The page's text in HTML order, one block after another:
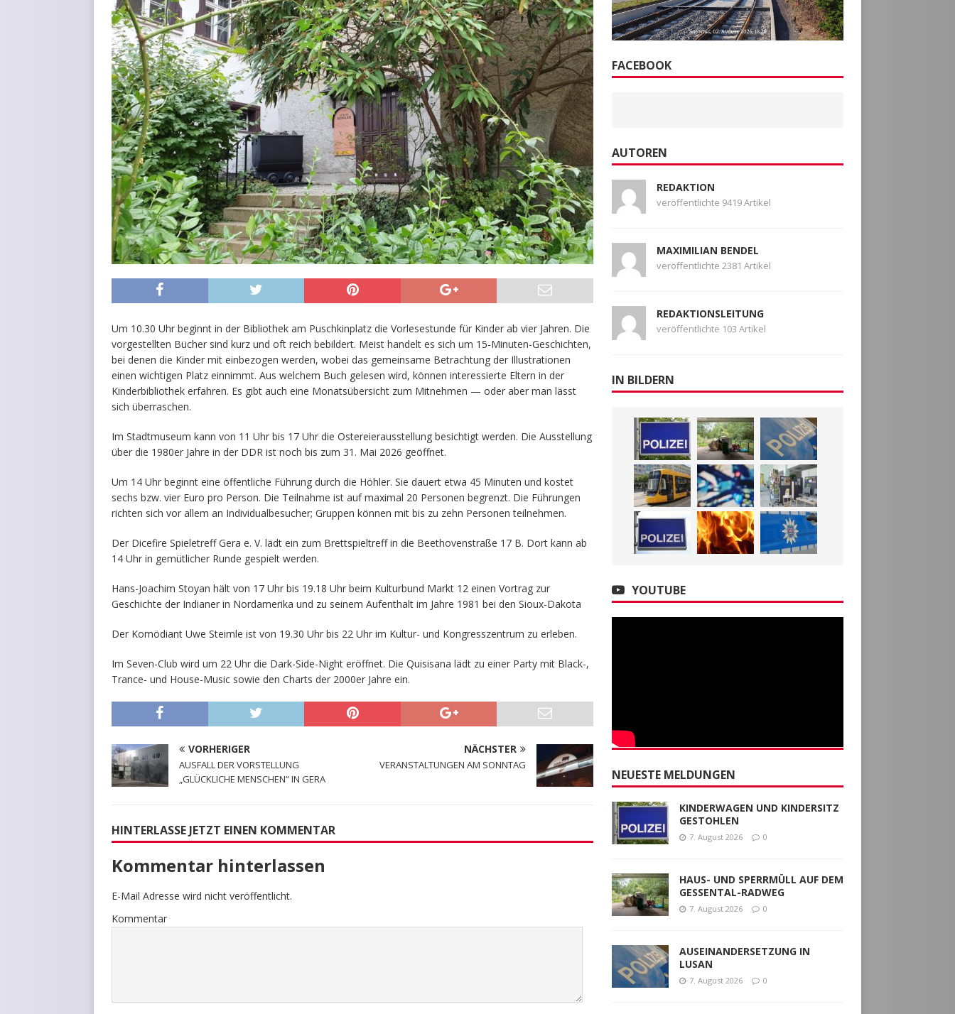
Um 10.30 Uhr beginnt in der Bibliothek am Puschkinplatz die Vorlesestunde für Kinder ab vier Jahren. Die
vorgestellten Bücher sind kurz und oft reich bebildert. Meist handelt es sich um 15-Minuten-Geschichten,
bei denen die Kinder mit einbezogen werden, wobei das gemeinsame Betrachtung der Illustrationen
einen wichtigen Platz einnimmt. Aus welchem Buch gelesen wird, können interessierte Eltern in der
Kinderbibliothek erfahren. Es gibt auch eine Monatsübersicht zum Mitnehmen — oder aber man lässt
sich überraschen.
Im Stadtmuseum kann von 11 Uhr bis 17 Uhr die Ostereierausstellung besichtigt werden. Die Ausstellung
über die 1980er Jahre in der DDR ist noch bis zum 31. Mai 2026 geöffnet.
Um 14 Uhr beginnt eine öffentliche Führung durch die Höhler. Sie dauert etwa 45 Minuten und kostet
sechs bzw. vier Euro pro Person. Die Teilnahme ist auf maximal 20 Personen begrenzt. Die Führungen
richten sich vor allem an Individualbesucher; Gruppen können mit bis zu zehn Personen teilnehmen.
Der Dicefire Spieletreff Gera e. V. lädt ein zum Brettspieltreff in die Beethovenstraße 17 B. Dort kann ab
14 Uhr in gemütlicher Runde gespielt werden.
Hans-Joachim Stoyan hält von 17 Uhr bis 19.18 Uhr beim Kulturbund Markt 12 einen Vortrag zur
Geschichte der Indianer in Nordamerika und zu seinem Aufenthalt im Jahre 1981 bei den Sioux-Dakota
Der Komödiant Uwe Steimle ist von 19.30 Uhr bis 22 Uhr im Kultur- und Kongresszentrum zu erleben.
Im Seven-Club wird um 22 Uhr die Dark-Side-Night eröffnet. Die Quisisana lädt zu einer Party mit Black-,
Trance- und House-Music sowie den Charts der 2000er Jahre ein.
VORHERIGER
AUSFALL DER VORSTELLUNG
„GLÜCKLICHE MENSCHEN“ IN GERA
NÄCHSTER
VERANSTALTUNGEN AM SONNTAG
HINTERLASSE JETZT EINEN KOMMENTAR
Kommentar hinterlassen
E-Mail Adresse wird nicht veröffentlicht.
Kommentar
FACEBOOK
AUTOREN
REDAKTION
veröffentlichte 9419 Artikel
MAXIMILIAN BENDEL
veröffentlichte 2381 Artikel
REDAKTIONSLEITUNG
veröffentlichte 103 Artikel
IN BILDERN
YOUTUBE
NEUESTE MELDUNGEN
KINDERWAGEN UND KINDERSITZ
GESTOHLEN
7. August 2026 0
HAUS- UND SPERRMÜLL AUF DEM
GESSENTAL-RADWEG
7. August 2026 0
AUSEINANDERSETZUNG IN
LUSAN
7. August 2026 0